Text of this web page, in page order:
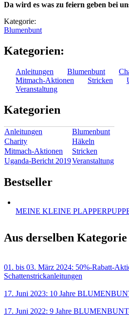
Da wird es was zu feiern geben bei
Kategorie:
Blumenbunt
Kategorien:
Anleitungen Blumenbunt
Mitmach-Aktionen
Stricken
Veranstaltung
Kategorien
Anleitungen
Blumenbunt
Charity
Häkeln
Mitmach-Aktionen
Stricken
Uganda-Bericht 2019Veranstaltung
Bestseller
MEINE KLEINE
Aus derselben Kategorie
01. bis 03. März 2024: 50%-Rabatt-
Schattenstrickanleitungen
17. Juni 2023: 10 Jahre
17. Juni 2022: 9 Jahre